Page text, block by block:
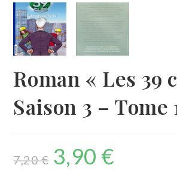
Roman « Les 39
Saison 3 – Tome
7,20€
Le
prix
initial
3,90 €Le
actuel